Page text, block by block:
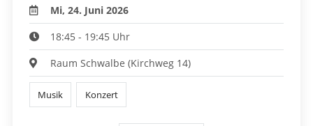
Mi, 24. Juni 2026
18:45 - 19:45 Uhr
Raum Schwalbe (Kirchweg 14)
Musik Konzert